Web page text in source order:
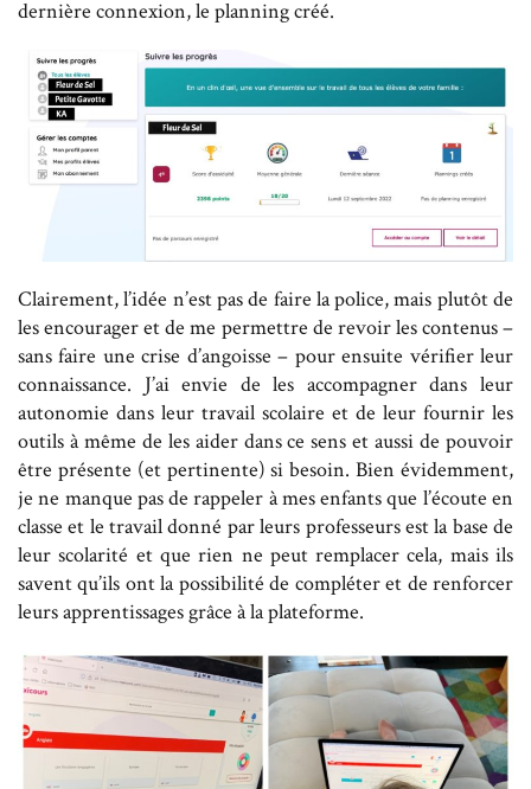
dernière connexion, le planning créé.
Clairement, l’idée n’est pas de faire la police, mais plutôt de
les encourager et de me permettre de revoir les contenus –
sans faire une crise d’angoisse – pour ensuite vérifier leur
connaissance. J’ai envie de les accompagner dans leur
autonomie dans leur travail scolaire et de leur fournir les
outils à même de les aider dans ce sens et aussi de pouvoir
être présente (et pertinente) si besoin. Bien évidemment,
je ne manque pas de rappeler à mes enfants que l’écoute en
classe et le travail donné par leurs professeurs est la base de
leur scolarité et que rien ne peut remplacer cela, mais ils
savent qu’ils ont la possibilité de compléter et de renforcer
leurs apprentissages grâce à la plateforme.